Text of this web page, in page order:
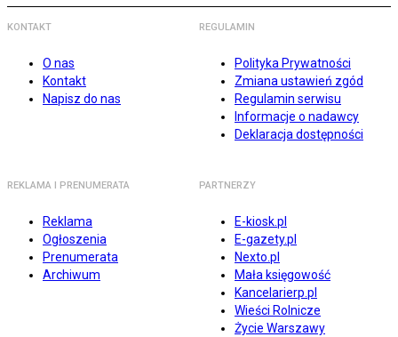
KONTAKT
O nas
Kontakt
Napisz do nas
REGULAMIN
Polityka Prywatności
Zmiana ustawień zgód
Regulamin serwisu
Informacje o nadawcy
Deklaracja dostępności
REKLAMA I PRENUMERATA
Reklama
Ogłoszenia
Prenumerata
Archiwum
PARTNERZY
E-kiosk.pl
E-gazety.pl
Nexto.pl
Mała księgowość
Kancelarierp.pl
Wieści Rolnicze
Życie Warszawy